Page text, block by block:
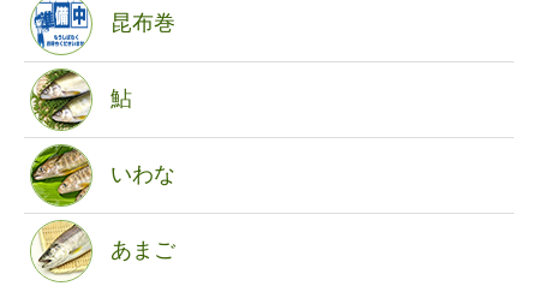
昆布巻
鮎
いわな
あまご